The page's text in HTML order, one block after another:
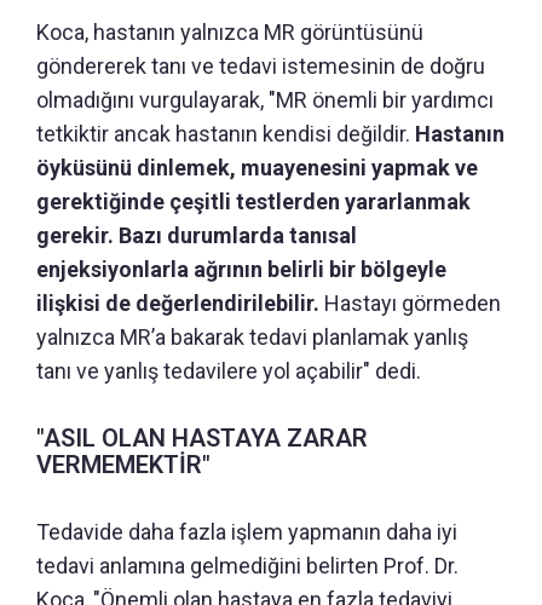
Koca, hastanın yalnızca MR görüntüsünü
göndererek tanı ve tedavi istemesinin de doğru
olmadığını vurgulayarak, "MR önemli bir yardımcı
tetkiktir ancak hastanın kendisi değildir. Hastanın
öyküsünü dinlemek, muayenesini yapmak ve
gerektiğinde çeşitli testlerden yararlanmak
gerekir. Bazı durumlarda tanısal
enjeksiyonlarla ağrının belirli bir bölgeyle
ilişkisi de değerlendirilebilir. Hastayı görmeden
yalnızca MR’a bakarak tedavi planlamak yanlış
tanı ve yanlış tedavilere yol açabilir" dedi.
"ASIL OLAN HASTAYA ZARAR
VERMEMEKTİR"
Tedavide daha fazla işlem yapmanın daha iyi
tedavi anlamına gelmediğini belirten Prof. Dr.